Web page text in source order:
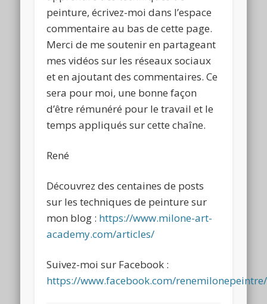
peinture, écrivez-moi dans l’espace
commentaire au bas de cette page.
Merci de me soutenir en partageant
mes vidéos sur les réseaux sociaux
et en ajoutant des commentaires. Ce
sera pour moi, une bonne façon
d’être rémunéré pour le travail et le
temps appliqués sur cette chaîne.
René
Découvrez des centaines de posts
sur les techniques de peinture sur
mon blog : https://www.milone-art-
academy.com/articles/
Suivez-moi sur Facebook :
https://www.facebook.com/renemilonepeintre/